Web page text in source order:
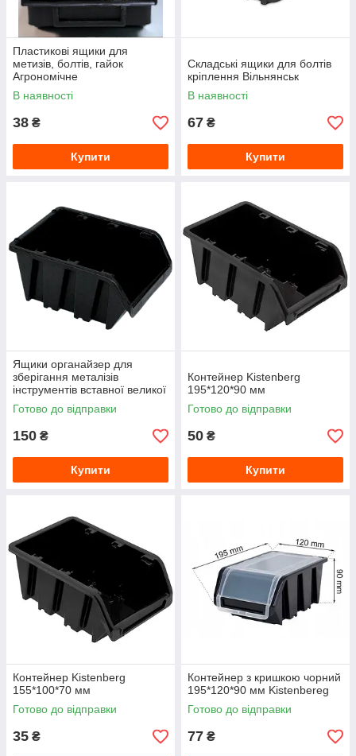
Пластикові ящики для
метизів, болтів, гайок
Агрономічне
В наявності
38 ₴
Купити
Складські ящики для болтів
кріплення Вільнянськ
В наявності
67 ₴
Купити
Ящики органайзер для
зберігання металізів
інструментів вставної великої
375х230х180 мм
Готово до відправки
150 ₴
Купити
Контейнер Kistenberg
195*120*90 мм
Готово до відправки
50 ₴
Купити
Контейнер Kistenberg
155*100*70 мм
Готово до відправки
35 ₴
Контейнер з кришкою чорний
195*120*90 мм Kistenbereg
Готово до відправки
77 ₴